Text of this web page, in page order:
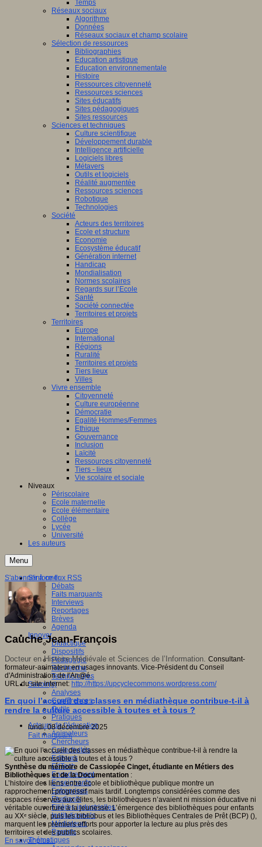
Temps
Réseaux sociaux
Algorithme
Données
Réseaux sociaux et champ scolaire
Sélection de ressources
Bibliographies
Education artistique
Education environnementale
Histoire
Ressources citoyenneté
Ressources sciences
Sites éducatifs
Sites pédagogiques
Sites ressources
Sciences et techniques
Culture scientifique
Développement durable
Intelligence artificielle
Logiciels libres
Métavers
Outils et logiciels
Réalité augmentée
Ressources sciences
Robotique
Technologies
Société
Acteurs des territoires
Ecole et structure
Economie
Ecosystème éducatif
Génération internet
Handicap
Mondialisation
Normes scolaires
Regards sur l’Ecole
Santé
Société connectée
Territoires et projets
Territoires
Europe
International
Régions
Ruralité
Territoires et projets
Tiers lieux
Villes
Vivre ensemble
Citoyenneté
Culture européenne
Démocratie
Egalité Hommes/Femmes
Ethique
Gouvernance
Inclusion
Laïcité
Ressources citoyenneté
Tiers - lieux
Vie scolaire et sociale
Niveaux
Périscolaire
Ecole maternelle
Ecole élémentaire
Collège
Lycée
Université
Les auteurs
Menu
S'informer
Débats
Faits marquants
Interviews
Reportages
Brèves
Agenda
Innover
Didactique
Dispositifs
Pédagogie
Recherche
Technologies
Savoir(s)
Analyses
Conférences
Outils
Pratiques
Acteurs de l'éducation
Animateurs
Chercheurs
Collectivités
Editeurs
EdTech
Encadrement
Enseignants
Entreprises
Etudiants
Filières industrielles
Institutionnels
Médiateurs
Parents
Thématiques
S'abonner à ce flux RSS
Cauche Jean-François
Docteur en Histoire Médiévale et Sciences de l’Information. Consultant-
formateur-animateur en usages innovants. Vice-Président du Conseil
d'Administration de l'An@é.
URL du site internet: http://https://upcyclecommons.wordpress.com/
En quoi l’accueil des classes en médiathèque contribue-t-il à
rendre la culture accessible à toutes et à tous ?
lundi, 08 décembre 2025
Fait marquant
Synthèse du mémoire de Cassiopée Cinget, étudiante en Métiers des
Bibliothèques et de la Documentation :
L’histoire des liens entre école et bibliothèque publique montre un
rapprochement progressif mais tardif. Longtemps considérées comme des
espaces réservés aux élites, les bibliothèques n’avaient ni mission éducative ni
véritable ouverture à la jeunesse. L’émergence des bibliothèques pour enfants
au XXᵉ siècle, puis les bibliobus et les Bibliothèques Centrales de Prêt (BCP) (),
marquent les premiers efforts pour apporter la lecture au plus près des
territoires et des publics scolaires.
En savoir plus...